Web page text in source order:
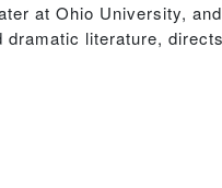
at Ohio University,
literature,